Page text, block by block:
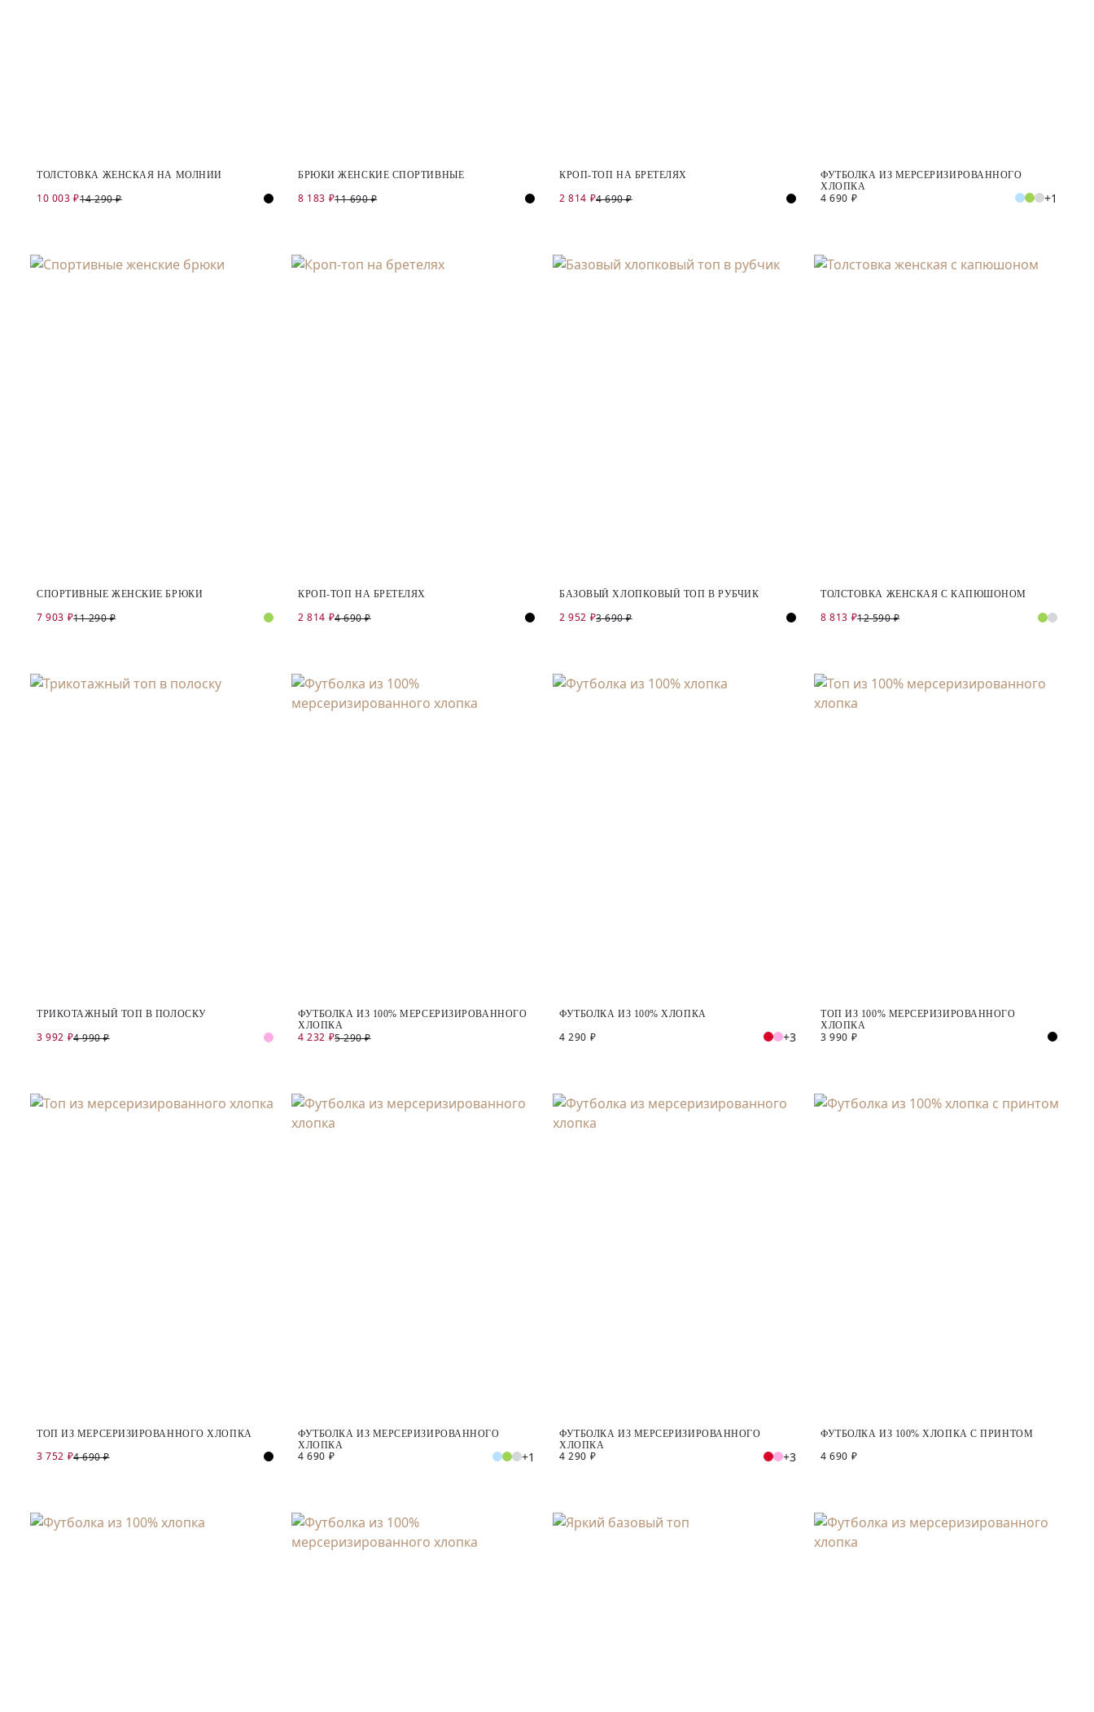
ТОЛСТОВКА ЖЕНСКАЯ НА МОЛНИИ
10 003 ₽14 290 ₽
БРЮКИ ЖЕНСКИЕ СПОРТИВНЫЕ
8 183 ₽11 690 ₽
КРОП-ТОП НА БРЕТЕЛЯХ
2 814 ₽4 690 ₽
ФУТБОЛКА ИЗ МЕРСЕРИЗИРОВАННОГО
ХЛОПКА
4 690 ₽ +1
СПОРТИВНЫЕ ЖЕНСКИЕ БРЮКИ
7 903 ₽11 290 ₽
КРОП-ТОП НА БРЕТЕЛЯХ
2 814 ₽4 690 ₽
БАЗОВЫЙ ХЛОПКОВЫЙ ТОП В РУБЧИК
2 952 ₽3 690 ₽
ТОЛСТОВКА ЖЕНСКАЯ С КАПЮШОНОМ
8 813 ₽12 590 ₽
ТРИКОТАЖНЫЙ ТОП В ПОЛОСКУ
3 992 ₽4 990 ₽
ФУТБОЛКА ИЗ 100% МЕРСЕРИЗИРОВАННОГО
ХЛОПКА
4 232 ₽5 290 ₽
ФУТБОЛКА ИЗ 100% ХЛОПКА
4 290 ₽ +3
ТОП ИЗ 100% МЕРСЕРИЗИРОВАННОГО
ХЛОПКА
3 990 ₽
ТОП ИЗ МЕРСЕРИЗИРОВАННОГО ХЛОПКА
3 752 ₽4 690 ₽
ФУТБОЛКА ИЗ МЕРСЕРИЗИРОВАННОГО
ХЛОПКА
4 690 ₽ +1
ФУТБОЛКА ИЗ МЕРСЕРИЗИРОВАННОГО
ХЛОПКА
4 290 ₽ +3
ФУТБОЛКА ИЗ 100% ХЛОПКА С ПРИНТОМ
4 690 ₽